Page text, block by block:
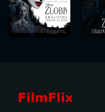
Sledovat
nyní
Sledovat
nyní
nyní